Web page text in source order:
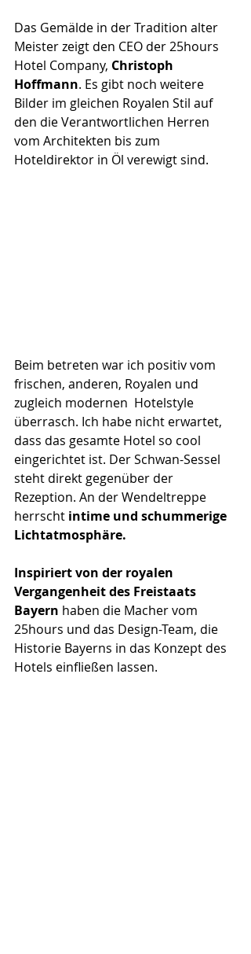
Das Gemälde in der Tradition alter
Meister zeigt den CEO der 25hours
Hotel Company, Christoph
Hoffmann. Es gibt noch weitere
Bilder im gleichen Royalen Stil auf
den die Verantwortlichen Herren
vom Architekten bis zum
Hoteldirektor in Öl verewigt sind.
Beim betreten war ich positiv vom
frischen, anderen, Royalen und
zugleich modernen  Hotelstyle
überrasch. Ich habe nicht erwartet,
dass das gesamte Hotel so cool
eingerichtet ist. Der Schwan-Sessel
steht direkt gegenüber der
Rezeption. An der Wendeltreppe
herrscht intime und schummerige
Lichtatmosphäre.
Inspiriert von der royalen
Vergangenheit des Freistaats
Bayern haben die Macher vom
25hours und das Design-Team, die
Historie Bayerns in das Konzept des
Hotels einfließen lassen.